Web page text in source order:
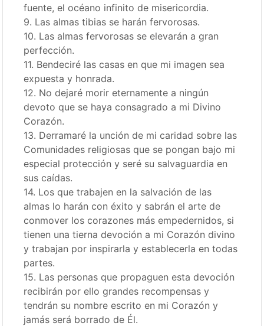
fuente, el océano infinito de misericordia.
9. Las almas tibias se harán fervorosas.
10. Las almas fervorosas se elevarán a gran
perfección.
11. Bendeciré las casas en que mi imagen sea
expuesta y honrada.
12. No dejaré morir eternamente a ningún
devoto que se haya consagrado a mi Divino
Corazón.
13. Derramaré la unción de mi caridad sobre las
Comunidades religiosas que se pongan bajo mi
especial protección y seré su salvaguardia en
sus caídas.
14. Los que trabajen en la salvación de las
almas lo harán con éxito y sabrán el arte de
conmover los corazones más empedernidos, si
tienen una tierna devoción a mi Corazón divino
y trabajan por inspirarla y establecerla en todas
partes.
15. Las personas que propaguen esta devoción
recibirán por ello grandes recompensas y
tendrán su nombre escrito en mi Corazón y
jamás será borrado de Él.